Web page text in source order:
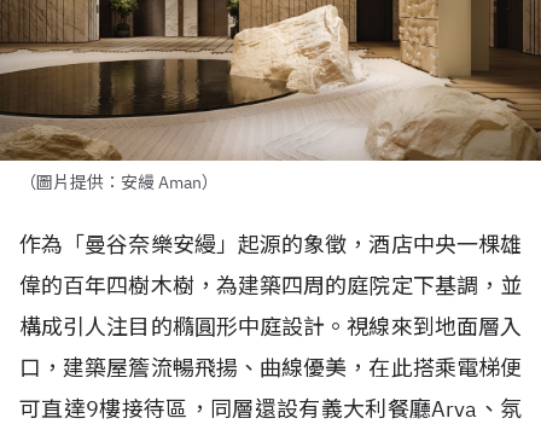
（圖片提供：安縵 Aman）
作為「曼谷奈樂安縵」起源的象徵，酒店中央一棵雄
偉的百年四樹木樹，為建築四周的庭院定下基調，並
構成引人注目的橢圓形中庭設計。視線來到地面層入
口，建築屋簷流暢飛揚、曲線優美，在此搭乘電梯便
可直達9樓接待區，同層還設有義大利餐廳Arva 、氛